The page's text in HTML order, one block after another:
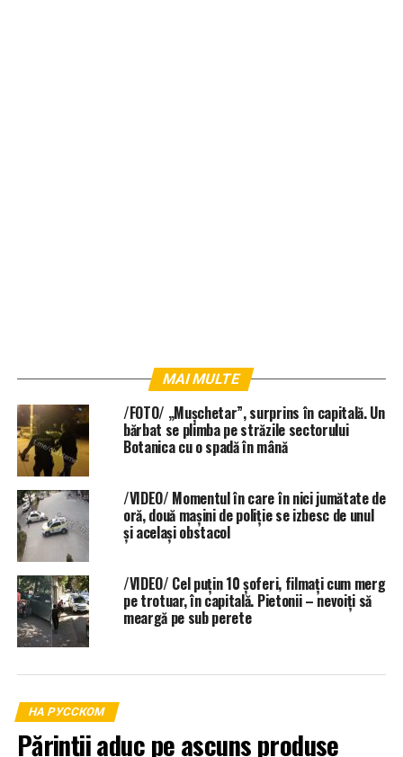
MAI MULTE
/FOTO/ „Mușchetar”, surprins în capitală. Un
bărbat se plimba pe străzile sectorului
Botanica cu o spadă în mână
/VIDEO/ Momentul în care în nici jumătate de
oră, două mașini de poliție se izbesc de unul
și același obstacol
/VIDEO/ Cel puțin 10 șoferi, filmați cum merg
pe trotuar, în capitală. Pietonii – nevoiți să
meargă pe sub perete
НА РУССКОМ
Părinții aduc pe ascuns produse